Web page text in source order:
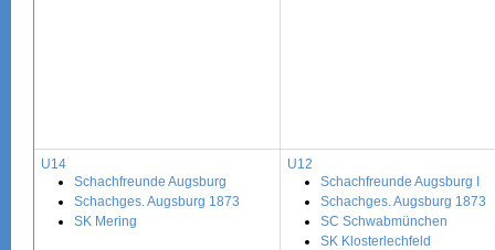
U14
Schachfreunde Augsburg
Schachges. Augsburg 1873
SK Mering
U12
Schachfreunde Augsburg I
Schachges. Augsburg 1873
SC Schwabmünchen
SK Klosterlechfeld